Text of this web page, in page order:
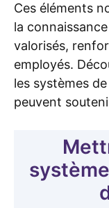
Ces éléments
la
valorisés,
employés.
les systèmes
peuvent